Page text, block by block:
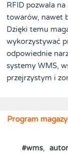
RFID pozwala
towarów, nawet
Dzięki temu
wykorzystywać
odpowiednie
systemy WMS,
przejrzystym i
Program
#wms,